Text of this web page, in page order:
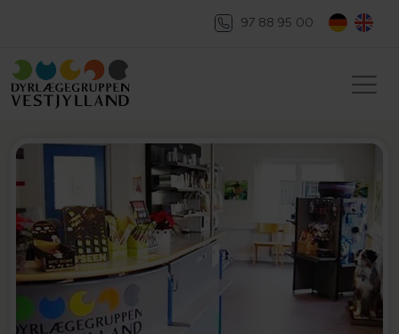
97 88 95 00